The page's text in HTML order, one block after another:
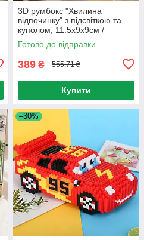
3D румбокс "Хвилина
відпочинку" з підсвіткою та
куполом, 11.5х9х9см /
Конструктор 3D / Інтер'єрний
конструктор / Румбокс
Готово до відправки
389 ₴ 555,71 ₴
Купити
–30%